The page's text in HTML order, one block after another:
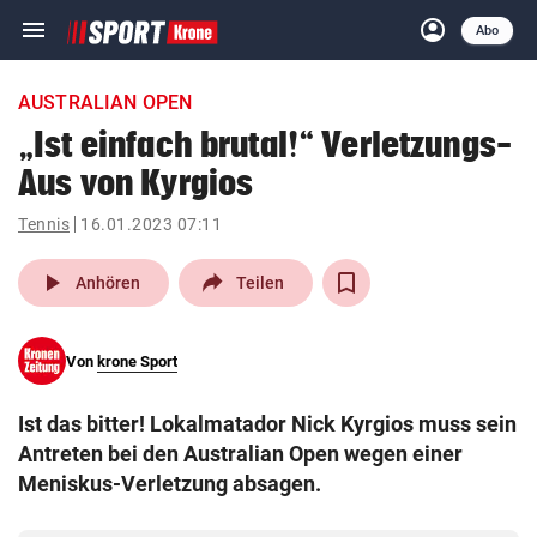
menu Navigation
ein-/ausklappen
account_circle
Anmelden
Abo
close Schließen
account_circle Anmelden
pin_drop
Wien arrow_right
search
eingeben
AUSTRALIAN OPEN
„Ist einfach brutal!“ Verletzungs-
Aus von Kyrgios
Tennis 16.01.2023 07:11
play_arrow Anhören Teilen
Von krone Sport
Ist das bitter! Lokalmatador Nick Kyrgios muss sein
Antreten bei den Australian Open wegen einer
Meniskus-Verletzung absagen.